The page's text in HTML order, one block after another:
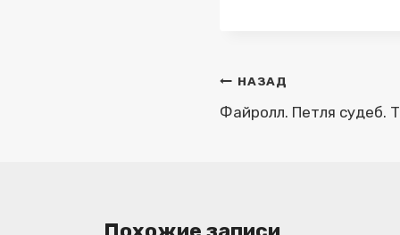
Навигация
по
НАЗАД
Файролл. Петля судеб.